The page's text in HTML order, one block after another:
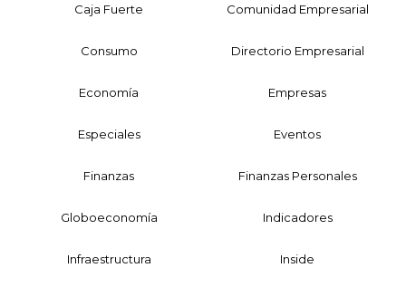
Caja Fuerte Comunidad Empresarial
Consumo Directorio Empresarial
Economía Empresas
Especiales Eventos
Finanzas Finanzas Personales
Globoeconomía Indicadores
Infraestructura Inside